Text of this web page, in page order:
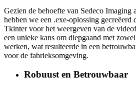
Gezien de behoefte van Sedeco Imaging
hebben we een .exe-oplossing
Tkinter voor het weergeven van de
een unieke kans om diepgaand met
werken, wat resulteerde in een
voor de fabrieksomgeving.
Robuust en Betrouwbaar